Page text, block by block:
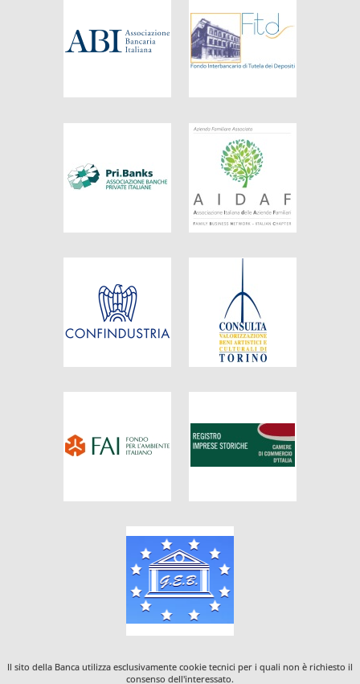
Il sito della Banca utilizza esclusivamente cookie tecnici per i quali non è richiesto il
consenso dell'interessato.